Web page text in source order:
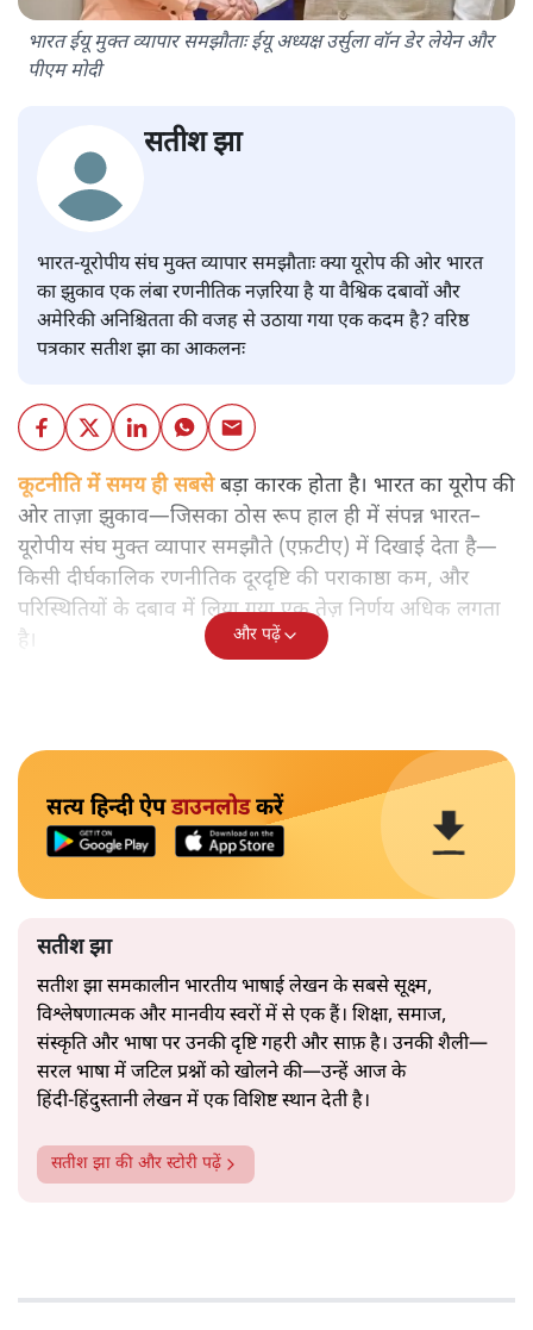
भारत ईयू मुक्त व्यापार समझौताः ईयू अध्यक्ष उर्सुला वॉन डेर लेयेन और
पीएम मोदी
सतीश झा
भारत-यूरोपीय संघ मुक्त व्यापार समझौताः क्या यूरोप की ओर भारत
का झुकाव एक लंबा रणनीतिक नज़रिया है या वैश्विक दबावों और
अमेरिकी अनिश्चितता की वजह से उठाया गया एक कदम है? वरिष्ठ
पत्रकार सतीश झा का आकलनः
कूटनीति में समय ही सबसेबड़ा कारक होता है। भारत का यूरोप की
ओर ताज़ा झुकाव—जिसका ठोस रूप हाल ही में संपन्न भारत–
यूरोपीय संघ मुक्त व्यापार समझौते (एफ़टीए) में दिखाई देता है—
किसी दीर्घकालिक रणनीतिक दूरदृष्टि की पराकाष्ठा कम, और
परिस्थितियों के दबाव में लिया गया एक तेज़ निर्णय अधिक लगता
है।
और पढ़ें
सत्य हिन्दी ऐपडाउनलोडकरें
सतीश झा
सतीश झा समकालीन भारतीय भाषाई लेखन के सबसे सूक्ष्म,
विश्लेषणात्मक और मानवीय स्वरों में से एक हैं। शिक्षा, समाज,
संस्कृति और भाषा पर उनकी दृष्टि गहरी और साफ़ है। उनकी शैली—
सरल भाषा में जटिल प्रश्नों को खोलने की—उन्हें आज के
हिंदी‑हिंदुस्तानी लेखन में एक विशिष्ट स्थान देती है।
सतीश झा की और स्टोरी पढ़ें